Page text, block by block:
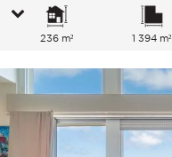
236 m² 1 394 m²